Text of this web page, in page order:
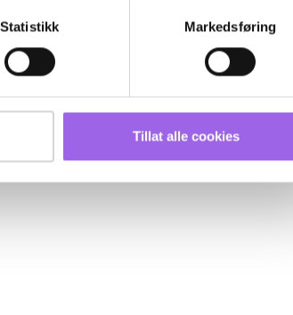
Statistikk Markedsføring
Tillat alle cookies